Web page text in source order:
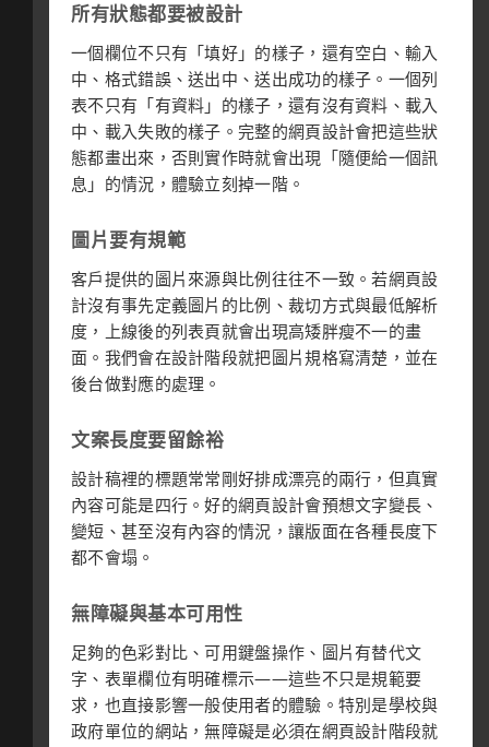
所有狀態都要被設計
一個欄位不只有「填好」的樣子，還有空白、輸入
中、格式錯誤、送出中、送出成功的樣子。一個列
表不只有「有資料」的樣子，還有沒有資料、載入
中、載入失敗的樣子。完整的網頁設計會把這些狀
態都畫出來，否則實作時就會出現「隨便給一個訊
息」的情況，體驗立刻掉一階。
圖片要有規範
客戶提供的圖片來源與比例往往不一致。若網頁設
計沒有事先定義圖片的比例、裁切方式與最低解析
度，上線後的列表頁就會出現高矮胖瘦不一的畫
面。我們會在設計階段就把圖片規格寫清楚，並在
後台做對應的處理。
文案長度要留餘裕
設計稿裡的標題常常剛好排成漂亮的兩行，但真實
內容可能是四行。好的網頁設計會預想文字變長、
變短、甚至沒有內容的情況，讓版面在各種長度下
都不會塌。
無障礙與基本可用性
足夠的色彩對比、可用鍵盤操作、圖片有替代文
字、表單欄位有明確標示——這些不只是規範要
求，也直接影響一般使用者的體驗。特別是學校與
政府單位的網站，無障礙是必須在網頁設計階段就